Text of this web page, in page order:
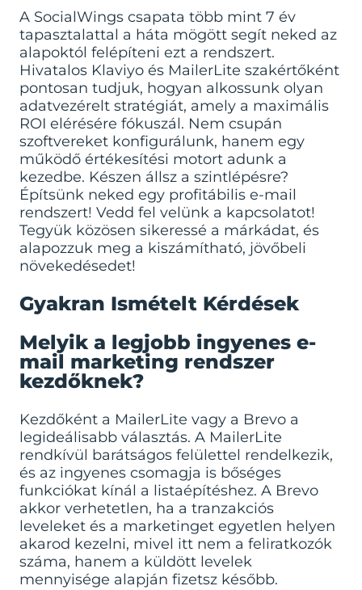
A SocialWings csapata több mint 7 év
tapasztalattal a háta mögött segít neked az
alapoktól felépíteni ezt a rendszert.
Hivatalos Klaviyo és MailerLite szakértőként
pontosan tudjuk, hogyan alkossunk olyan
adatvezérelt stratégiát, amely a maximális
ROI elérésére fókuszál. Nem csupán
szoftvereket konfigurálunk, hanem egy
működő értékesítési motort adunk a
kezedbe. Készen állsz a szintlépésre?
Építsünk neked egy profitábilis e-mail
rendszert! Vedd fel velünk a kapcsolatot!
Tegyük közösen sikeressé a márkádat, és
alapozzuk meg a kiszámítható, jövőbeli
növekedésedet!
Gyakran Ismételt Kérdések
Melyik a legjobb ingyenes e-
mail marketing rendszer
kezdőknek?
Kezdőként a MailerLite vagy a Brevo a
legideálisabb választás. A MailerLite
rendkívül barátságos felülettel rendelkezik,
és az ingyenes csomagja is bőséges
funkciókat kínál a listaépítéshez. A Brevo
akkor verhetetlen, ha a tranzakciós
leveleket és a marketinget egyetlen helyen
akarod kezelni, mivel itt nem a feliratkozók
száma, hanem a küldött levelek
mennyisége alapján fizetsz később.